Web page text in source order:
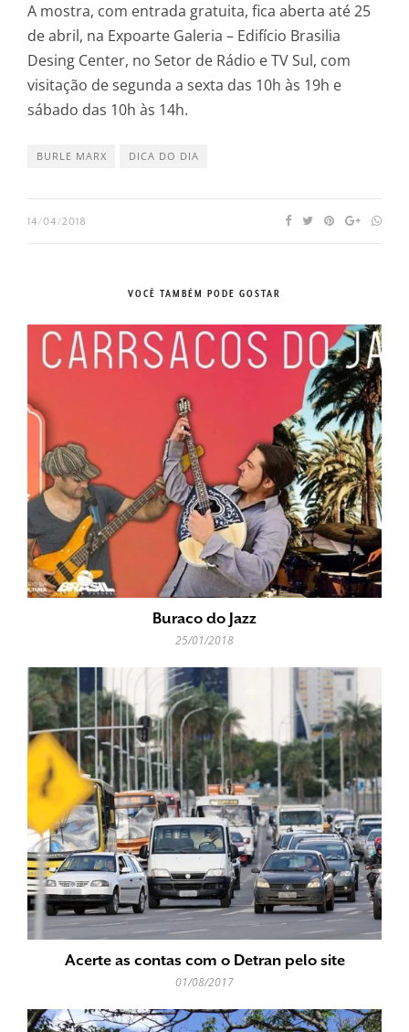
A mostra, com entrada gratuita, fica aberta até 25
de abril, na Expoarte Galeria – Edifício Brasilia
Desing Center, no Setor de Rádio e TV Sul, com
visitação de segunda a sexta das 10h às 19h e
sábado das 10h às 14h.
BURLE MARX DICA DO DIA
14/04/2018
VOCÊ TAMBÉM PODE GOSTAR
Buraco do Jazz
25/01/2018
Acerte as contas com o Detran pelo site
01/08/2017